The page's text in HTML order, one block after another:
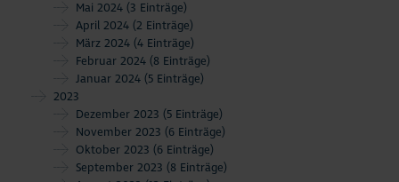
Mai 2024 (3 Einträge)
April 2024 (2 Einträge)
März 2024 (4 Einträge)
Februar 2024 (8 Einträge)
Januar 2024 (5 Einträge)
2023
Dezember 2023 (5 Einträge)
November 2023 (6 Einträge)
Oktober 2023 (6 Einträge)
September 2023 (8 Einträge)